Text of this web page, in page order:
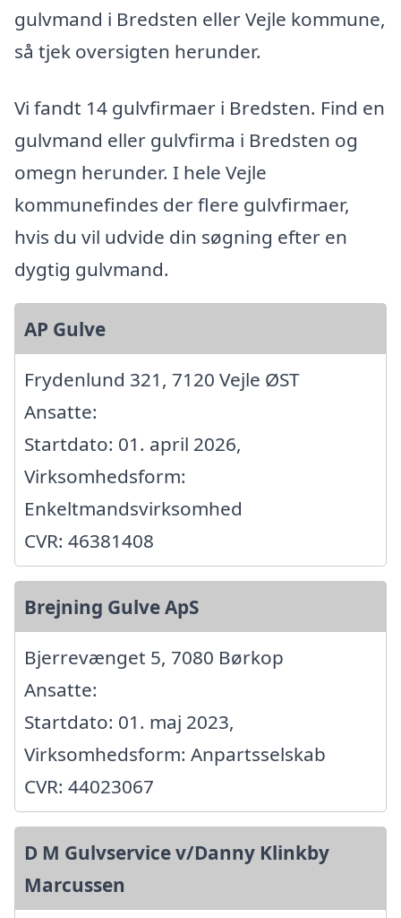
gulvmand i Bredsten eller Vejle kommune,
så tjek oversigten herunder.
Vi fandt 14 gulvfirmaer i Bredsten. Find en
gulvmand eller gulvfirma i Bredsten og
omegn herunder. I hele Vejle
kommunefindes der flere gulvfirmaer,
hvis du vil udvide din søgning efter en
dygtig gulvmand.
AP Gulve
Frydenlund 321, 7120 Vejle ØST
Ansatte:
Startdato: 01. april 2026,
Virksomhedsform:
Enkeltmandsvirksomhed
CVR: 46381408
Brejning Gulve ApS
Bjerrevænget 5, 7080 Børkop
Ansatte:
Startdato: 01. maj 2023,
Virksomhedsform: Anpartsselskab
CVR: 44023067
D M Gulvservice v/Danny Klinkby
Marcussen